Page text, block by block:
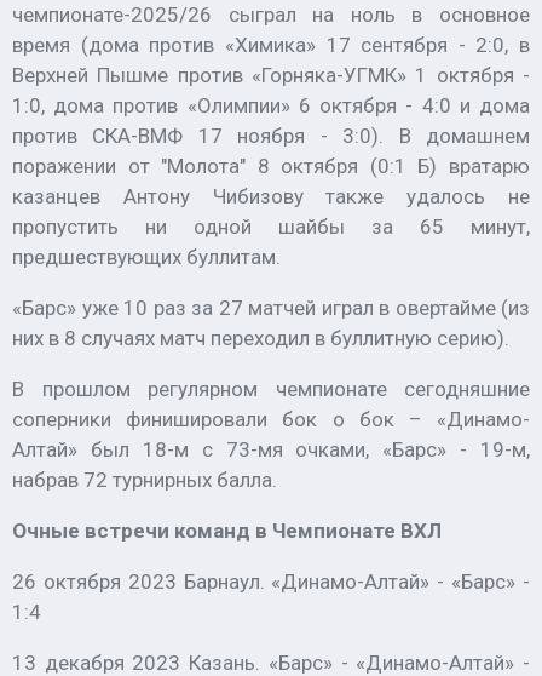
чемпионате-2025/26 сыграл на ноль в основное
время (дома против «Химика» 17 сентября - 2:0, в
Верхней Пышме против «Горняка-УГМК» 1 октября -
1:0, дома против «Олимпии» 6 октября - 4:0 и дома
против СКА-ВМФ 17 ноября - 3:0). В домашнем
поражении от "Молота" 8 октября (0:1 Б) вратарю
казанцев Антону Чибизову также удалось не
пропустить ни одной шайбы за 65 минут,
предшествующих буллитам.
«Барс» уже 10 раз за 27 матчей играл в овертайме (из
них в 8 случаях матч переходил в буллитную серию).
В прошлом регулярном чемпионате сегодняшние
соперники финишировали бок о бок – «Динамо-
Алтай» был 18-м с 73-мя очками, «Барс» - 19-м,
набрав 72 турнирных балла.
Очные встречи команд в Чемпионате ВХЛ
26 октября 2023 Барнаул. «Динамо-Алтай» - «Барс» -
1:4
13 декабря 2023 Казань. «Барс» - «Динамо-Алтай» -